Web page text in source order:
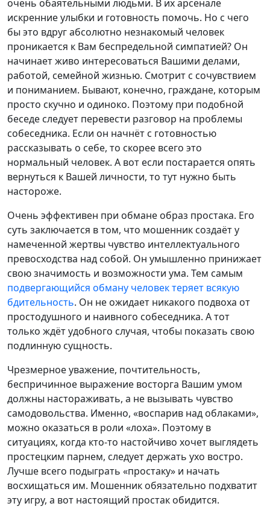
очень обаятельными людьми. В их арсенале
искренние улыбки и готовность помочь. Но с чего
бы это вдруг абсолютно незнакомый человек
проникается к Вам беспредельной симпатией? Он
начинает живо интересоваться Вашими делами,
работой, семейной жизнью. Смотрит с сочувствием
и пониманием. Бывают, конечно, граждане, которым
просто скучно и одиноко. Поэтому при подобной
беседе следует перевести разговор на проблемы
собеседника. Если он начнёт с готовностью
рассказывать о себе, то скорее всего это
нормальный человек. А вот если постарается опять
вернуться к Вашей личности, то тут нужно быть
настороже.
Очень эффективен при обмане образ простака. Его
суть заключается в том, что мошенник создаёт у
намеченной жертвы чувство интеллектуального
превосходства над собой. Он умышленно принижает
свою значимость и возможности ума. Тем самым
подвергающийся обману человек теряет всякую
бдительность. Он не ожидает никакого подвоха от
простодушного и наивного собеседника. А тот
только ждёт удобного случая, чтобы показать свою
подлинную сущность.
Чрезмерное уважение, почтительность,
беспричинное выражение восторга Вашим умом
должны настораживать, а не вызывать чувство
самодовольства. Именно, «воспарив над облаками»,
можно оказаться в роли «лоха». Поэтому в
ситуациях, когда кто-то настойчиво хочет выглядеть
простецким парнем, следует держать ухо востро.
Лучше всего подыграть «простаку» и начать
восхищаться им. Мошенник обязательно подхватит
эту игру, а вот настоящий простак обидится.